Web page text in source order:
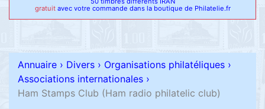
gratuit avec votre commande dans la boutique de Philatelie.fr
Annuaire › Divers › Organisations philatéliques ›
Associations internationales ›
Ham Stamps Club (Ham radio philatelic club)